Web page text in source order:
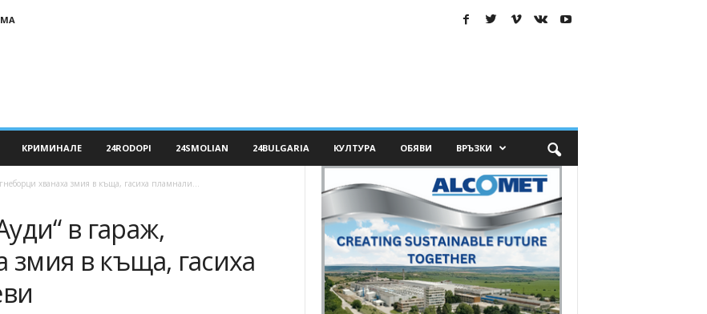
КРИМИНАЛЕ 24RODOPI 24SMOLIAN 24BULGARIA КУЛТУРА ОБЯВИ ВРЪЗКИ
хванаха змия в къща, гасиха пламнали...
в гараж,
змия в къща, гасиха